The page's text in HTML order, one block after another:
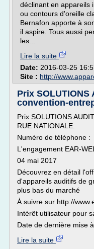
déclinant en appareils
ou contours d'oreille
Bernafon apporte à
il aspire. Tous aussi
les...
Lire la suite
Date: 2016-03-25
Site : http://
Prix SOLUTIONS
convention-
Prix SOLUTIONS
RUE NATIONALE.
Numéro de téléphone :
L'engagement EAR-
04 mai 2017
Découvrez en détail
d'appareils auditifs de
plus bas du marché
À suivre sur http://
Intérêt utilisateur pour
Date de dernière mise à
Lire la suite